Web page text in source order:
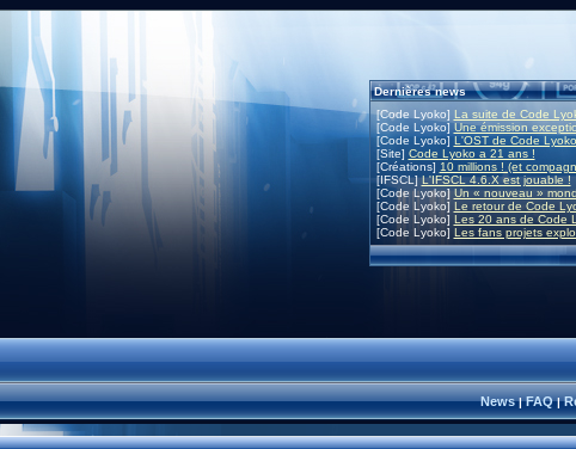
Dernières news
[Code Lyoko] La suite de Code
[Code Lyoko]Une émission
[Code Lyoko] L'OST de Code
[Site] Code Lyoko a 21 ans !
[Créations] 10 millions ! (et
[IFSCL]L'IFSCL 4.6.X est jouable !
[Code Lyoko] Un « nouveau »
[Code Lyoko] Le retour de Code
[Code Lyoko] Les 20 ans de Code
[Code Lyoko] Les fans projets
News|FAQ|